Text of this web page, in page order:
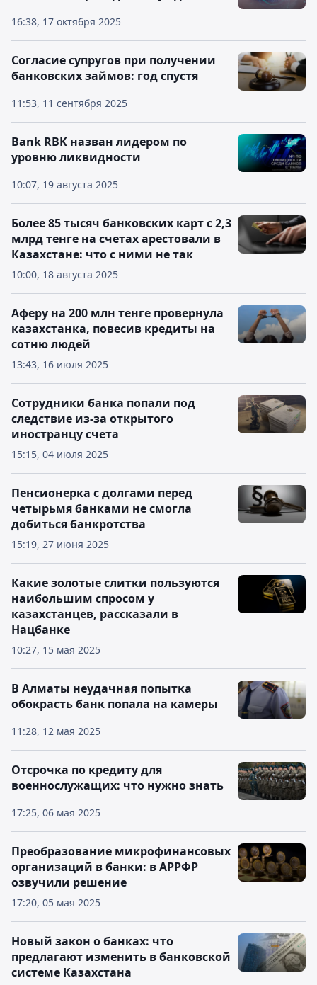
16:38, 17 октября 2025
11:53, 11 сентября 2025
Согласие супругов при получении
банковских займов: год спустя
10:07, 19 августа 2025
Bank RBK назван лидером по
уровню ликвидности
10:00, 18 августа 2025
Более 85 тысяч банковских карт с 2,3
млрд тенге на счетах арестовали в
Казахстане: что с ними не так
13:43, 16 июля 2025
Аферу на 200 млн тенге провернула
казахстанка, повесив кредиты на
сотню людей
15:15, 04 июля 2025
Сотрудники банка попали под
следствие из-за открытого
иностранцу счета
15:19, 27 июня 2025
Пенсионерка с долгами перед
четырьмя банками не смогла
добиться банкротства
10:27, 15 мая 2025
Какие золотые слитки пользуются
наибольшим спросом у
казахстанцев, рассказали в
Нацбанке
11:28, 12 мая 2025
В Алматы неудачная попытка
обокрасть банк попала на камеры
17:25, 06 мая 2025
Отсрочка по кредиту для
военнослужащих: что нужно знать
17:20, 05 мая 2025
Преобразование микрофинансовых
организаций в банки: в АРРФР
озвучили решение
Новый закон о банках: что
предлагают изменить в банковской
системе Казахстана